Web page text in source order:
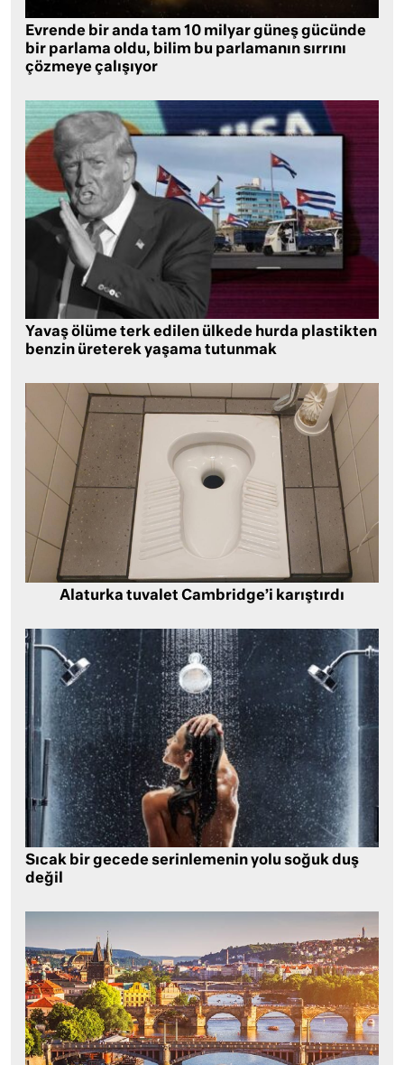
Evrende bir anda tam 10 milyar güneş gücünde
bir parlama oldu, bilim bu parlamanın sırrını
çözmeye çalışıyor
Yavaş ölüme terk edilen ülkede hurda plastikten
benzin üreterek yaşama tutunmak
Alaturka tuvalet Cambridge’i karıştırdı
Sıcak bir gecede serinlemenin yolu soğuk duş
değil